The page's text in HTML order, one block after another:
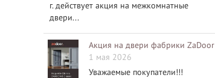
г. действует акция на межкомнатные
двери...
Акция на двери фабрики ZaDoor
1 мая 2026
Уважаемые покупатели!!!